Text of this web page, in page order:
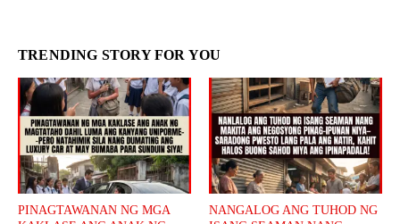
TRENDING STORY FOR YOU
PINAGTAWANAN NG MGA
NANGALOG ANG TUHOD NG